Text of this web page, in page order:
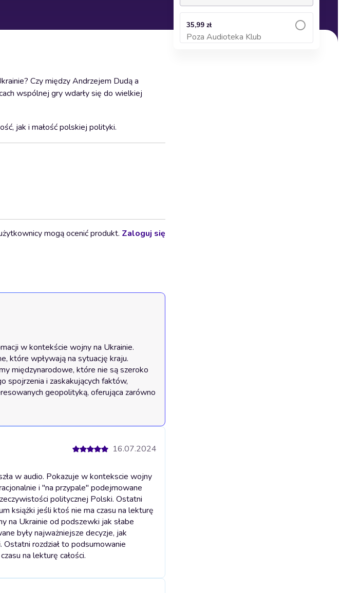
Czy między Andrzejem Dudą a
wspólnej gry wdarły się do wielkiej
jak i małość polskiej polityki.
mogą ocenić produkt. Zaloguj się
w kontekście wojny na Ukrainie.
które wpływają na sytuację kraju.
międzynarodowe, które nie są szeroko
spojrzenia i zaskakujących faktów,
geopolityką, oferująca zarówno
16.07.2024
w audio. Pokazuje w kontekscie wojny
i "na przypale" podejmowane
politycznej Polski. Ostatni
książki jeśli ktoś nie ma czasu na lekturę
na Ukrainie od podszewki jak słabe
były najważniejsze decyzje, jak
rozdział to podsumowanie
na lekturę całości.
35,99 zł
Poza Audioteka Klub
Dodaj do koszyka